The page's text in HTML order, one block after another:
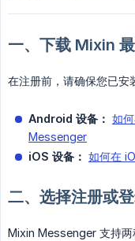
一、下载 Mixin
在注册前，请确保您已安
Android 设备： 如
Messenger
iOS 设备： 如何在
二、选择注册或
Mixin Messenger 支持两